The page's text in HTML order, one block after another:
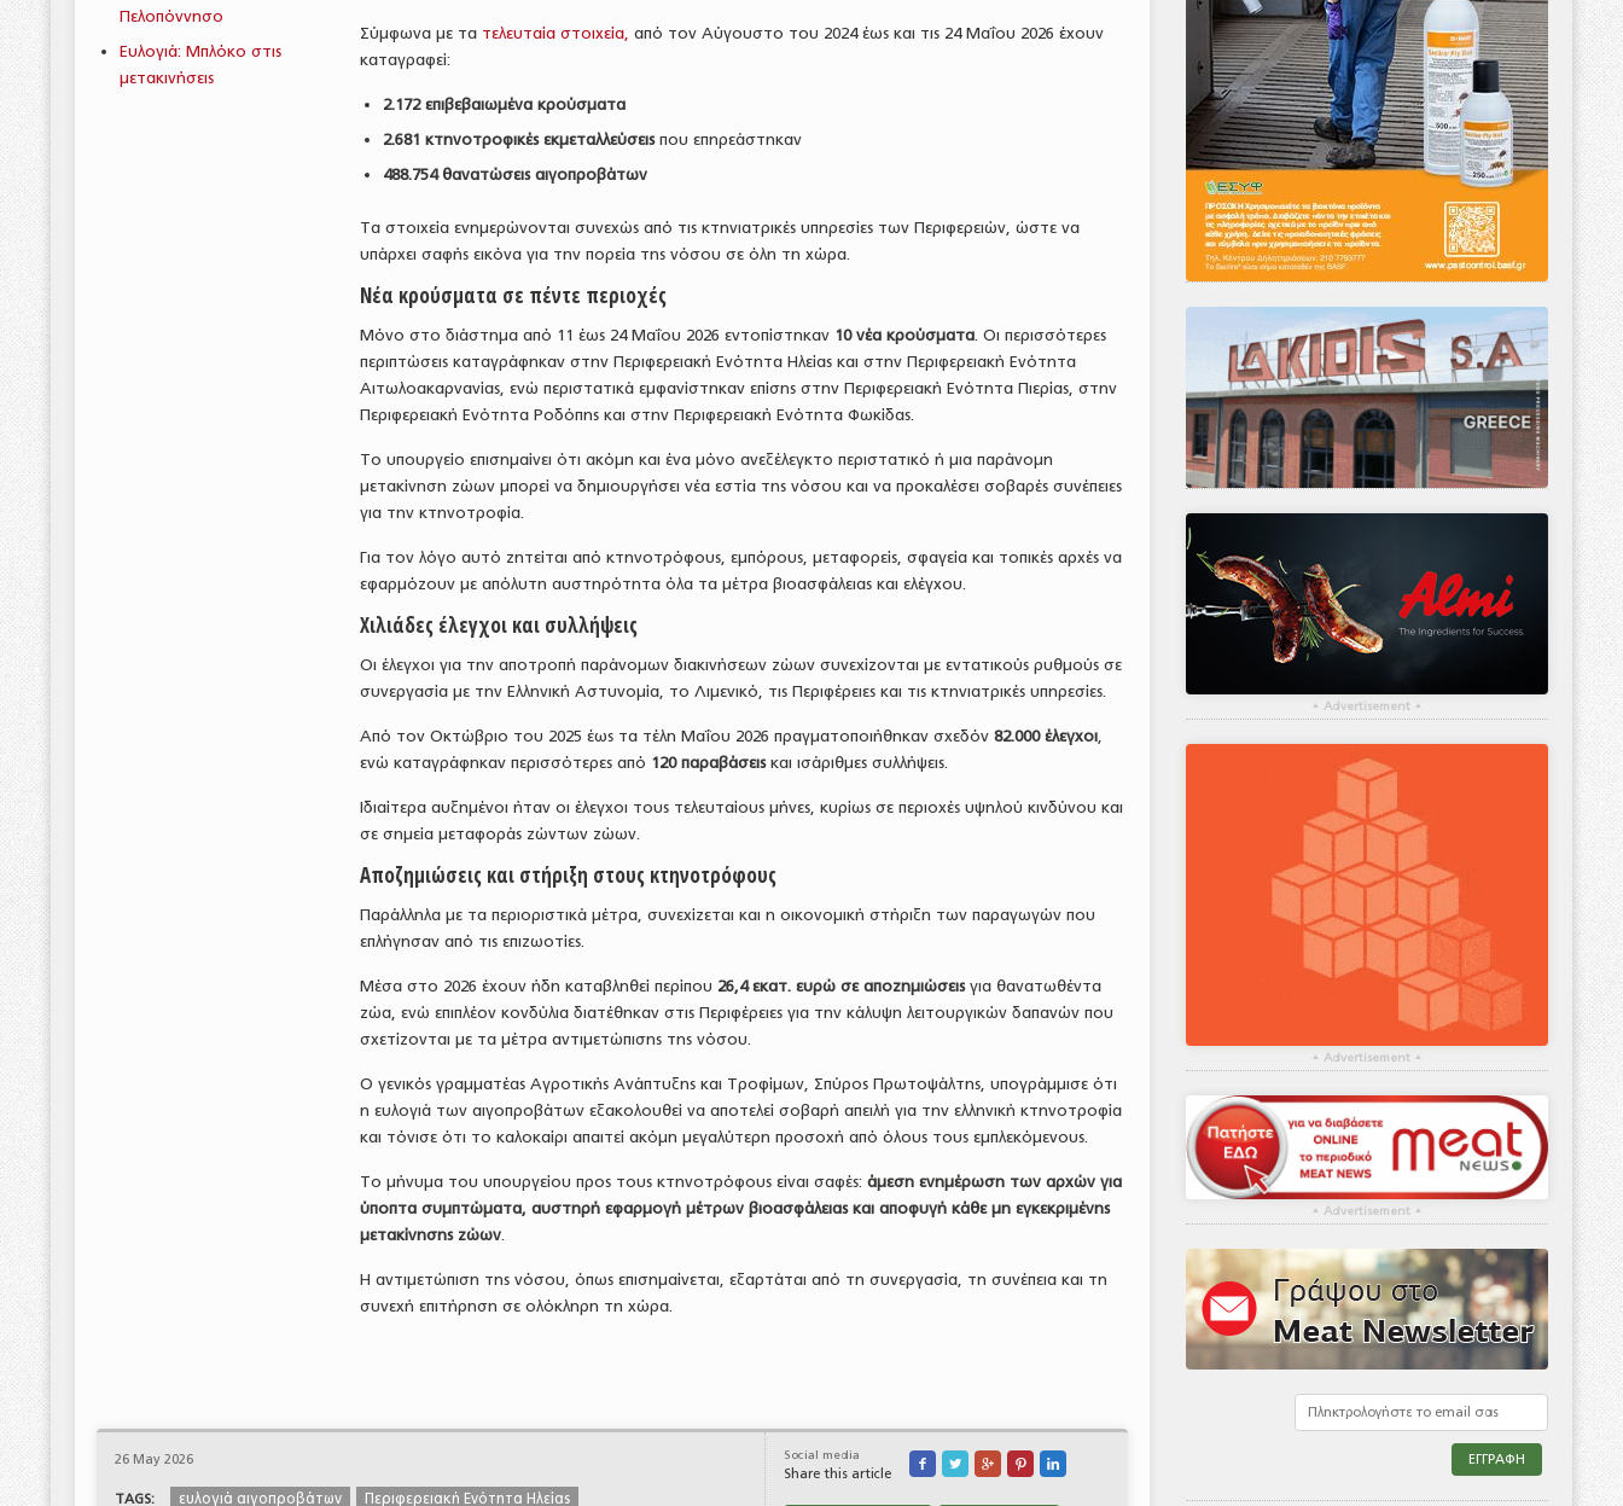
Πελοπόννησο
Ευλογιά: Μπλόκο στις
μετακινήσεις
Σύμφωνα με τα τελευταία στοιχεία,από τον Αύγουστο του 2024 έως και τις 24 Μαΐου 2026 έχουν
καταγραφεί:
2.172 επιβεβαιωμένα κρούσματα
2.681 κτηνοτροφικές εκμεταλλεύσειςπου επηρεάστηκαν
488.754 θανατώσεις αιγοπροβάτων
Τα στοιχεία ενημερώνονται συνεχώς από τις κτηνιατρικές υπηρεσίες των Περιφερειών, ώστε να
υπάρχει σαφής εικόνα για την πορεία της νόσου σε όλη τη χώρα.
Νέα κρούσματα σε πέντε περιοχές
Μόνο στο διάστημα από 11 έως 24 Μαΐου 2026 εντοπίστηκαν 10 νέα κρούσματα. Οι περισσότερες
περιπτώσεις καταγράφηκαν στην Περιφερειακή Ενότητα Ηλείας και στην Περιφερειακή Ενότητα
Αιτωλοακαρνανίας, ενώ περιστατικά εμφανίστηκαν επίσης στην Περιφερειακή Ενότητα Πιερίας, στην
Περιφερειακή Ενότητα Ροδόπης και στην Περιφερειακή Ενότητα Φωκίδας.
Το υπουργείο επισημαίνει ότι ακόμη και ένα μόνο ανεξέλεγκτο περιστατικό ή μια παράνομη
μετακίνηση ζώων μπορεί να δημιουργήσει νέα εστία της νόσου και να προκαλέσει σοβαρές συνέπειες
για την κτηνοτροφία.
Για τον λόγο αυτό ζητείται από κτηνοτρόφους, εμπόρους, μεταφορείς, σφαγεία και τοπικές αρχές να
εφαρμόζουν με απόλυτη αυστηρότητα όλα τα μέτρα βιοασφάλειας και ελέγχου.
Χιλιάδες έλεγχοι και συλλήψεις
Οι έλεγχοι για την αποτροπή παράνομων διακινήσεων ζώων συνεχίζονται με εντατικούς ρυθμούς σε
συνεργασία με την Ελληνική Αστυνομία, το Λιμενικό, τις Περιφέρειες και τις κτηνιατρικές υπηρεσίες.
Από τον Οκτώβριο του 2025 έως τα τέλη Μαΐου 2026 πραγματοποιήθηκαν σχεδόν82.000 έλεγχοι,
ενώ καταγράφηκαν περισσότερες από 120 παραβάσειςκαι ισάριθμες συλλήψεις.
Ιδιαίτερα αυξημένοι ήταν οι έλεγχοι τους τελευταίους μήνες, κυρίως σε περιοχές υψηλού κινδύνου και
σε σημεία μεταφοράς ζώντων ζώων.
Αποζημιώσεις και στήριξη στους κτηνοτρόφους
Παράλληλα με τα περιοριστικά μέτρα, συνεχίζεται και η οικονομική στήριξη των παραγωγών που
επλήγησαν από τις επιζωοτίες.
Μέσα στο 2026 έχουν ήδη καταβληθεί περίπου 26,4 εκατ. ευρώ σε αποζημιώσειςγια θανατωθέντα
ζώα, ενώ επιπλέον κονδύλια διατέθηκαν στις Περιφέρειες για την κάλυψη λειτουργικών δαπανών που
σχετίζονται με τα μέτρα αντιμετώπισης της νόσου.
Ο γενικός γραμματέας Αγροτικής Ανάπτυξης και Τροφίμων, Σπύρος Πρωτοψάλτης, υπογράμμισε ότι
η ευλογιά των αιγοπροβάτων εξακολουθεί να αποτελεί σοβαρή απειλή για την ελληνική κτηνοτροφία
και τόνισε ότι το καλοκαίρι απαιτεί ακόμη μεγαλύτερη προσοχή από όλους τους εμπλεκόμενους.
Το μήνυμα του υπουργείου προς τους κτηνοτρόφους είναι σαφές:άμεση ενημέρωση των αρχών για
ύποπτα συμπτώματα, αυστηρή εφαρμογή μέτρων βιοασφάλειας και αποφυγή κάθε μη εγκεκριμένης
μετακίνησης ζώων.
Η αντιμετώπιση της νόσου, όπως επισημαίνεται, εξαρτάται από τη συνεργασία, τη συνέπεια και τη
συνεχή επιτήρηση σε ολόκληρη τη χώρα.
Social media
Share this article
    
26 May 2026
TAGS: ευλογιά αιγοπροβάτων Περιφερειακή Ενότητα Ηλείας
▴ Advertisement ▴
▴ Advertisement ▴
▴ Advertisement ▴